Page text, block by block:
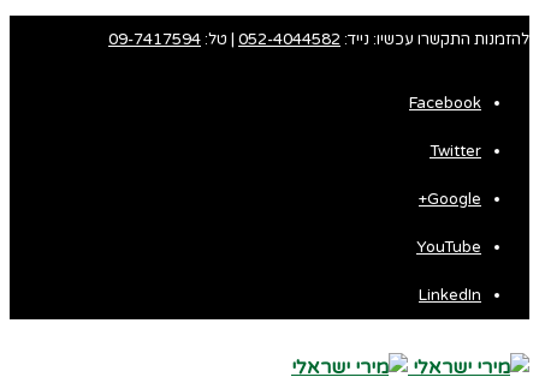
להזמנות התקשרו עכשיו: נייד: 052-4044582 | טל:09-7417594
Facebook
Twitter
Google+
YouTube
LinkedIn